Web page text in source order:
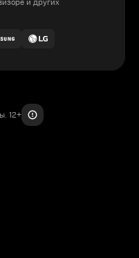
и других
12+